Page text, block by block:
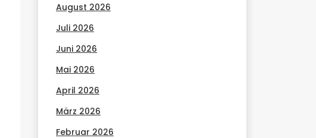
August 2026
Juli 2026
Juni 2026
Mai 2026
April 2026
März 2026
Februar 2026